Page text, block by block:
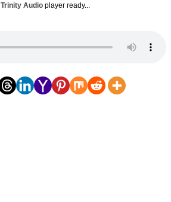
Trinity Audio player ready...